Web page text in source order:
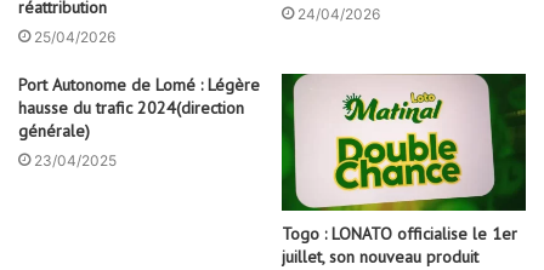
réattribution
25/04/2026
24/04/2026
Port Autonome de Lomé : Légère
hausse du trafic 2024(direction
générale)
23/04/2025
Togo : LONATO officialise le 1er
juillet, son nouveau produit